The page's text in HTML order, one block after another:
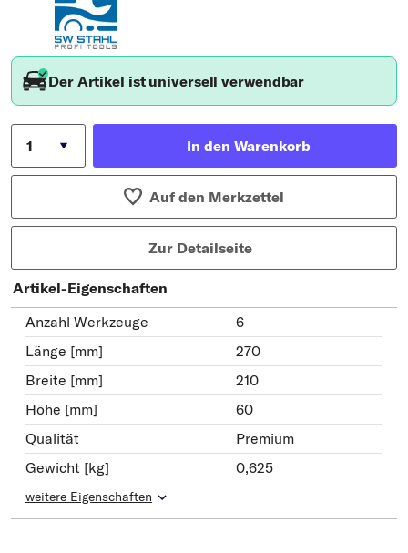
Der Artikel ist universell verwendbar
In den Warenkorb
Auf den Merkzettel
Zur Detailseite
Artikel-Eigenschaften
Anzahl Werkzeuge
6
Länge [mm]
270
Breite [mm]
210
Höhe [mm]
60
Qualität
Premium
Gewicht [kg]
0,625
weitere Eigenschaften